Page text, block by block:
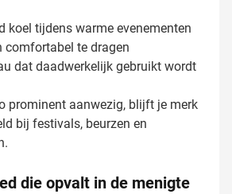
koel tijdens warme evenementen
comfortabel te dragen
dat daadwerkelijk gebruikt wordt
prominent aanwezig, blijft je merk
bij festivals, beurzen en
die opvalt in de menigte